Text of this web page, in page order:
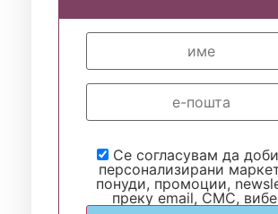
Се согласувам да
персонализирани
понуди, промоции,
преку email, СМС,